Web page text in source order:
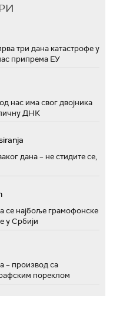
три дана катастрофе у
припрема ЕУ
нас има свог двојника
ДНК
дана – не стидите се,
се најбоље грамофонске
у Србији
– производ са
пореклом